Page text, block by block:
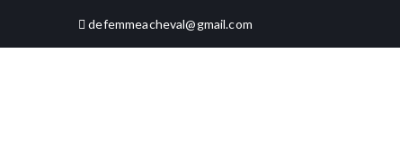
defemmeacheval@gmail.com